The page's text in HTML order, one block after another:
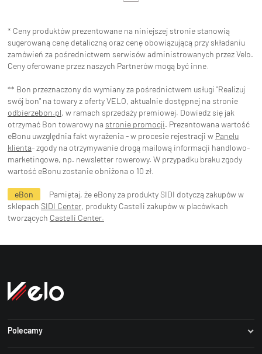
* Ceny produktów prezentowane na niniejszej stronie stanowią
sugerowaną cenę detaliczną oraz cenę obowiązującą przy składaniu
zamówień za pośrednictwem serwisów administrowanych przez Velo.
Ceny oferowane przez naszych Partnerów mogą być inne.
** Bon przeznaczony do wymiany za pośrednictwem usługi "Realizuj
swój bon" na towary z oferty VELO, aktualnie dostępnej na stronie
odbierzebon.pl, w ramach sprzedaży premiowej. Dowiedz się jak
otrzymać Bon towarowy na stronie promocji. Prezentowana wartość
eBonu uwzględnia fakt wyrażenia - w procesie rejestracji w Panelu
klienta- zgody na otrzymywanie drogą mailową informacji handlowo-
marketingowe, np. newsletter rowerowy. W przypadku braku zgody
wartość eBonu zostanie obniżona o 10 zł.
eBon
Pamiętaj, że eBony za produkty SIDI dotyczą zakupów w
sklepach SIDI Center, produkty Castelli zakupów w placówkach
tworzących Castelli Center.
Polecamy
Dartmoor